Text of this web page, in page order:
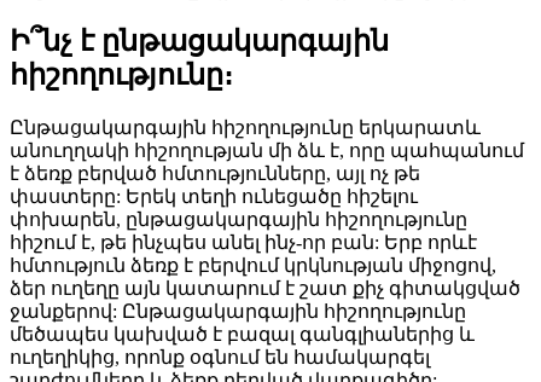
Ի՞նչ է ընթացակարգային
հիշողությունը։
Ընթացակարգային հիշողությունը երկարատև
անուղղակի հիշողության մի ձև է, որը պահպանում
է ձեռք բերված հմտությունները, այլ ոչ թե
փաստերը: Երեկ տեղի ունեցածը հիշելու
փոխարեն, ընթացակարգային հիշողությունը
հիշում է, թե ինչպես անել ինչ-որ բան: Երբ որևէ
հմտություն ձեռք է բերվում կրկնության միջոցով,
ձեր ուղեղը այն կատարում է շատ քիչ գիտակցված
ջանքերով: Ընթացակարգային հիշողությունը
մեծապես կախված է բազալ գանգլիաներից և
ուղեղիկից, որոնք օգնում են համակարգել